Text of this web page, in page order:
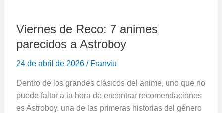
Viernes de Reco: 7 animes
parecidos a Astroboy
24 de abril de 2026 / Franviu
Dentro de los grandes clásicos del anime, uno que no
puede faltar a la hora de encontrar recomendaciones
es Astroboy, una de las primeras historias del género